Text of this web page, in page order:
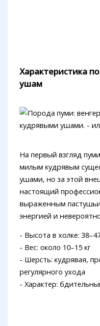
Характеристика
ушам
На первый взгляд
милым кудрявым
ушами, но за этой
настоящий
выраженным
энергией и
- Высота в холке:
- Вес: около 10–15 кг
- Шерсть: кудрявая,
регулярного ухода
- Характер: